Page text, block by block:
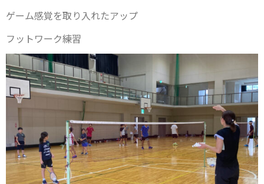
ゲーム感覚を取り入れたアップ
フットワーク練習